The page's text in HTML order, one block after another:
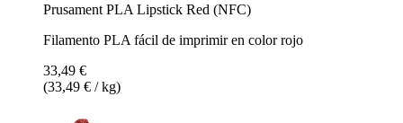
Prusament PLA Lipstick Red (NFC)
Filamento PLA fácil de imprimir en color rojo
33,49 €
(33,49 € / kg)